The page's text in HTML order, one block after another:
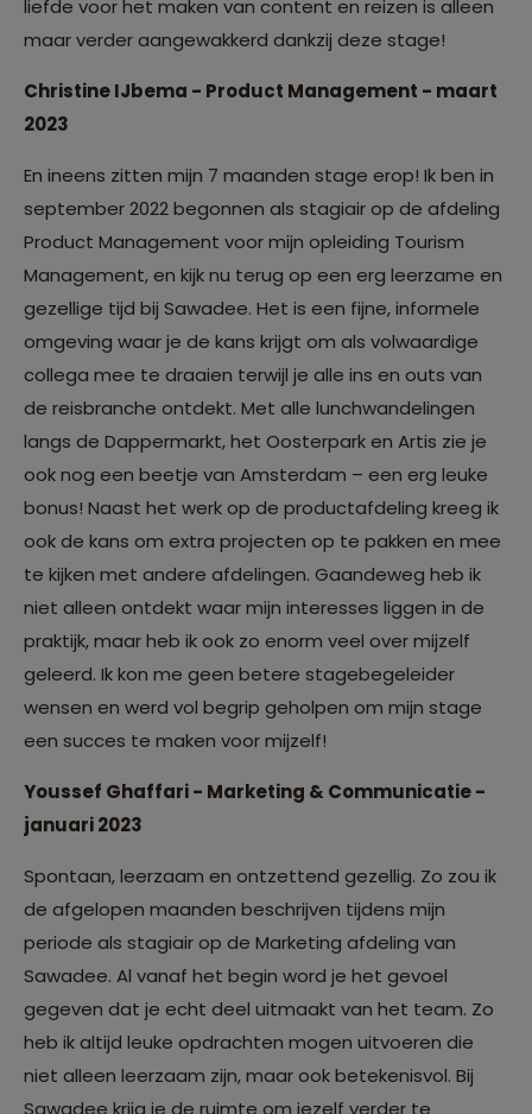
liefde voor het maken van content en reizen is alleen
maar verder aangewakkerd dankzij deze stage!
Christine IJbema - Product Management - maart
2023
En ineens zitten mijn 7 maanden stage erop! Ik ben in
september 2022 begonnen als stagiair op de afdeling
Product Management voor mijn opleiding Tourism
Management, en kijk nu terug op een erg leerzame en
gezellige tijd bij Sawadee. Het is een fijne, informele
omgeving waar je de kans krijgt om als volwaardige
collega mee te draaien terwijl je alle ins en outs van
de reisbranche ontdekt. Met alle lunchwandelingen
langs de Dappermarkt, het Oosterpark en Artis zie je
ook nog een beetje van Amsterdam – een erg leuke
bonus! Naast het werk op de productafdeling kreeg ik
ook de kans om extra projecten op te pakken en mee
te kijken met andere afdelingen. Gaandeweg heb ik
niet alleen ontdekt waar mijn interesses liggen in de
praktijk, maar heb ik ook zo enorm veel over mijzelf
geleerd. Ik kon me geen betere stagebegeleider
wensen en werd vol begrip geholpen om mijn stage
een succes te maken voor mijzelf!
Youssef Ghaffari - Marketing & Communicatie -
januari 2023
Spontaan, leerzaam en ontzettend gezellig. Zo zou ik
de afgelopen maanden beschrijven tijdens mijn
periode als stagiair op de Marketing afdeling van
Sawadee. Al vanaf het begin word je het gevoel
gegeven dat je echt deel uitmaakt van het team. Zo
heb ik altijd leuke opdrachten mogen uitvoeren die
niet alleen leerzaam zijn, maar ook betekenisvol. Bij
Sawadee krijg je de ruimte om jezelf verder te